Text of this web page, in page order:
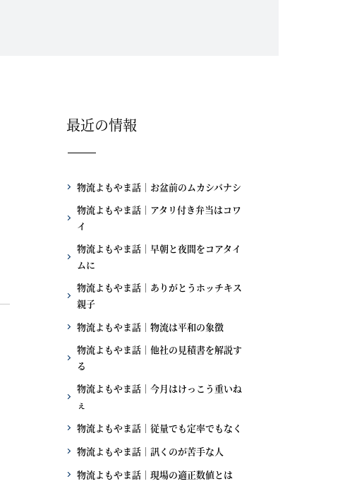
最近の情報
物流よもやま話｜お盆前のムカシバナシ
物流よもやま話｜アタリ付き弁当はコワ
イ
物流よもやま話｜早朝と夜間をコアタイ
ムに
物流よもやま話｜ありがとうホッチキス
親子
物流よもやま話｜物流は平和の象徴
物流よもやま話｜他社の見積書を解説す
る
物流よもやま話｜今月はけっこう重いね
ぇ
物流よもやま話｜従量でも定率でもなく
物流よもやま話｜訊くのが苦手な人
物流よもやま話｜現場の適正数値とは